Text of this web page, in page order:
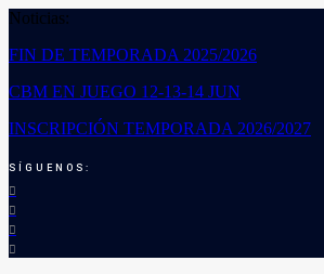
Noticias:
FIN DE TEMPORADA 2025/2026
CBM EN JUEGO 12-13-14 JUN
INSCRIPCIÓN TEMPORADA 2026/2027
SÍGUENOS: